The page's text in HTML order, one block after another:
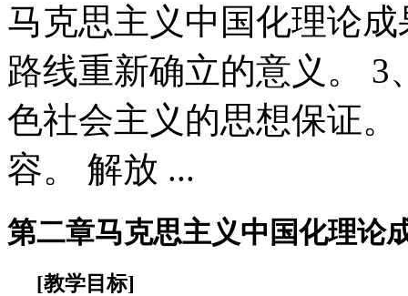
马克思主义中国化理论
路线重新确立的意义。
色社会主义的思想保证
容。 解放 ...
第二章马克思主义中国化理论
[教学目标]